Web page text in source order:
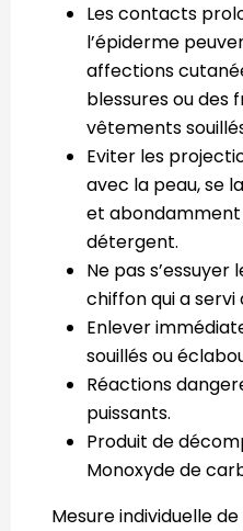
Les contacts
l’épiderme
affections
blessures ou
vêtements
Eviter les
avec la peau, se
et abondamment
détergent.
Ne pas s’essuyer
chiffon qui a
Enlever
souillés ou
Réactions
puissants.
Produit de
Monoxyde de
Mesure individuelle